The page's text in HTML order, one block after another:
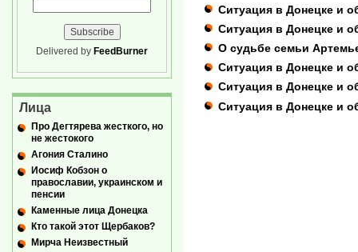
Ситуация в Донецке и
Ситуация в Донецке и
О судьбе семьи
Ситуация в Донецке и
Ситуация в Донецке и
Ситуация в Донецке и
Delivered by FeedBurner
Лица
Про Дегтярева жесткого, но
не жестокого
Агония Сталино
Иосиф Кобзон о
православии, украинском и
пенсии
Каменные лица Донецка
Кто такой этот Щербаков?
Мирча Неизвестный